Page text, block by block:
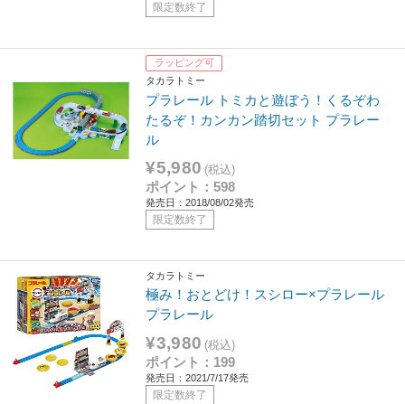
限定数終了
ラッピング可
タカラトミー
プラレール トミカと遊ぼう！くるぞわ
たるぞ！カンカン踏切セット プラレー
ル
¥5,980 (税込)
ポイント：598
発売日：2018/08/02発売
限定数終了
タカラトミー
極み！おとどけ！スシロー×プラレール
プラレール
¥3,980 (税込)
ポイント：199
発売日：2021/7/17発売
限定数終了